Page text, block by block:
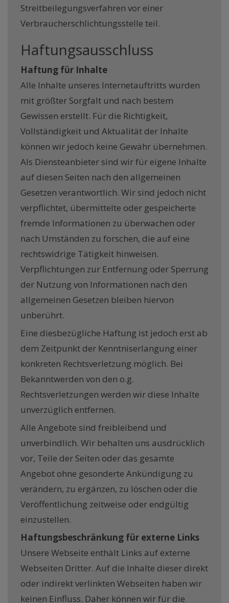
Streitbeilegungsverfahren vor einer
Verbraucherschlichtungsstelle teil.
Haftungsausschluss
Haftung für Inhalte
Alle Inhalte unseres Internetauftritts wurden
mit größter Sorgfalt und nach bestem
Gewissen erstellt. Für die Richtigkeit,
Vollständigkeit und Aktualität der Inhalte
können wir jedoch keine Gewähr übernehmen.
Als Diensteanbieter sind wir für eigene Inhalte
auf diesen Seiten nach den allgemeinen
Gesetzen verantwortlich. Wir sind jedoch nicht
verpflichtet, übermittelte oder gespeicherte
fremde Informationen zu überwachen oder
nach Umständen zu forschen, die auf eine
rechtswidrige Tätigkeit hinweisen.
Verpflichtungen zur Entfernung oder Sperrung
der Nutzung von Informationen nach den
allgemeinen Gesetzen bleiben hiervon
unberührt.
Eine diesbezügliche Haftung ist jedoch erst ab
dem Zeitpunkt der Kenntniserlangung einer
konkreten Rechtsverletzung möglich. Bei
Bekanntwerden von den o.g.
Rechtsverletzungen werden wir diese Inhalte
unverzüglich entfernen.
Alle Angebote sind freibleibend und
unverbindlich. Wir behalten uns ausdrücklich
vor, Teile der Seiten oder das gesamte
Angebot ohne gesonderte Ankündigung zu
verändern, zu ergänzen, zu löschen oder die
Veröffentlichung zeitweise oder endgültig
einzustellen.
Haftungsbeschränkung für externe Links
Unsere Webseite enthält Links auf externe
Webseiten Dritter. Auf die Inhalte dieser direkt
oder indirekt verlinkten Webseiten haben wir
keinen Einfluss. Daher können wir für die